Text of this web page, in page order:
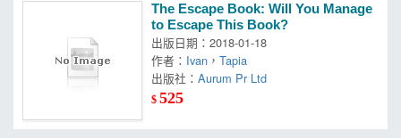
The Escape Book: Will You Manage
to Escape This Book?
出版日期：2018-01-18
作者： Ivan ，Tapia
出版社：Aurum Pr Ltd
$525